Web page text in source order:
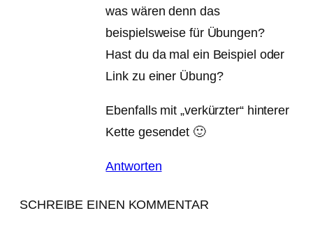
was wären denn das
beispielsweise für Übungen?
Hast du da mal ein Beispiel oder
Link zu einer Übung?
Ebenfalls mit „verkürzter“ hinterer
Kette gesendet 🙂
Antworten
SCHREIBE EINEN KOMMENTAR